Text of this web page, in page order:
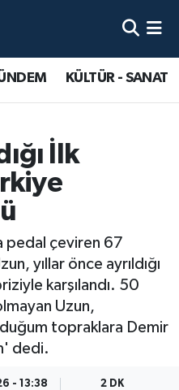
KÜLTÜR - SANAT
İlk
pedal çeviren 67
yıllar önce ayrıldığı
karşılandı. 50
Uzun,
topraklara Demir
dedi.
- 13:38 2 DK